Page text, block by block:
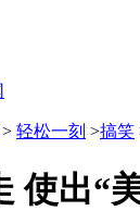
> 轻松一刻 >搞笑
使出“